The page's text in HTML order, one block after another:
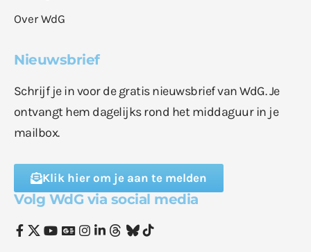
Over WdG
Nieuwsbrief
Schrijf je in voor de gratis nieuwsbrief van WdG. Je
ontvangt hem dagelijks rond het middaguur in je
mailbox.
Klik hier om je aan te melden
Volg WdG via social media